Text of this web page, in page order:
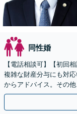
同性婚
【電話相談可】【初回
複雑な財産分与にも対
からアドバイス。その
休日面談】【完全個室